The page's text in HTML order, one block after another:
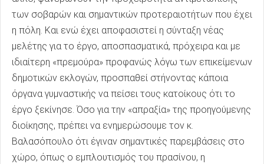
των σοβαρών και σημαντικών προτεραιοτήτων που έχει
η πόλη. Και ενώ έχει αποφασιστεί η σύνταξη νέας
μελέτης για το έργο, αποσπασματικά, πρόχειρα και με
ιδιαίτερη «πρεμούρα» προφανώς λόγω των επικείμενων
δημοτικών εκλογών, προσπαθεί στήνοντας κάποια
όργανα γυμναστικής να πείσει τους κατοίκους ότι το
έργο ξεκίνησε. Όσο για την «απραξία» της προηγούμενης
διοίκησης, πρέπει να ενημερώσουμε τον κ.
Βαλασόπουλο ότι έγιναν σημαντικές παρεμβάσεις στο
χώρο, όπως ο εμπλουτισμός του πρασίνου, η